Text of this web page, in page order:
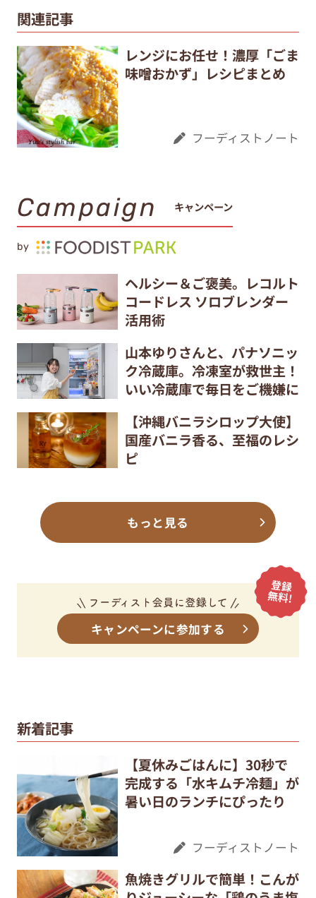
関連記事
レンジにお任せ！濃厚「ごま
味噌おかず」レシピまとめ
フーディストノート
Campaign キャンペーン
by
ヘルシー＆ご褒美。レコルト
コードレス ソロブレンダー
活用術
山本ゆりさんと、パナソニッ
ク冷蔵庫。冷凍室が救世主！
いい冷蔵庫で毎日をご機嫌に
【沖縄バニラシロップ大使】
国産バニラ香る、至福のレシ
ピ
もっと見る
キャンペーンに参加する
新着記事
【夏休みごはんに】30秒で
完成する「水キムチ冷麺」が
暑い日のランチにぴったり
フーディストノート
魚焼きグリルで簡単！こんが